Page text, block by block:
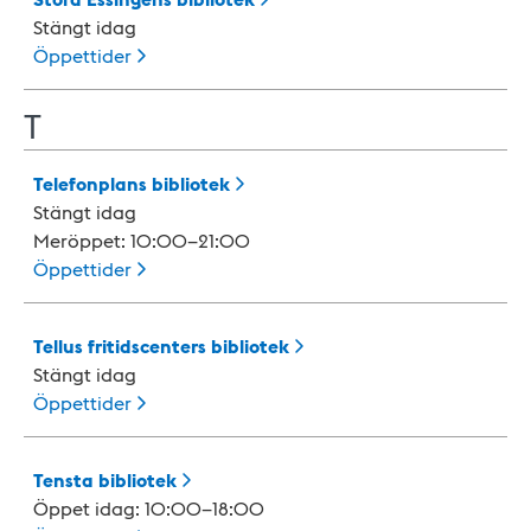
Stängt idag
Öppettider
T
Telefonplans bibliotek
Stängt idag
Meröppet: 10:00–21:00
Öppettider
Tellus fritidscenters bibliotek
Stängt idag
Öppettider
Tensta bibliotek
Öppet idag: 10:00–18:00